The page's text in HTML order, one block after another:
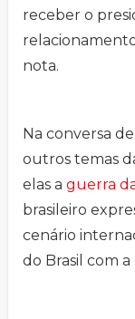
receber o
relacionamento
nota.
Na conversa
outros temas
elas a guerra
brasileiro
cenário
do Brasil com